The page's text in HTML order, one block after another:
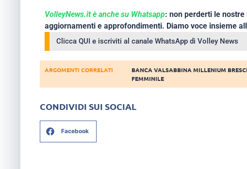
VolleyNews.it è anche su Whatsapp: non perderti le
aggiornamenti e approfondimenti. Diamo voce insieme
Clicca QUI e iscriviti al canale WhatsApp di Volley News
ARGOMENTI CORRELATI BANCA VALSABBINA MILLENIUM
FEMMINILE
CONDIVIDI SUI SOCIAL
Facebook